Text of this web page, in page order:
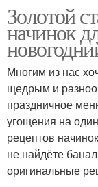
Золотой
начинок
Многим из нас
щедрым и
праздничное
угощения на
рецептов
не найдёте
оригинальные